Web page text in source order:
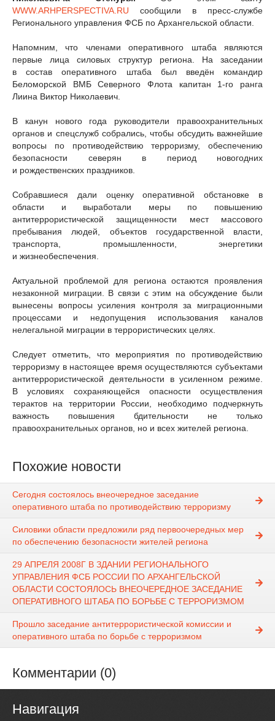
WWW.ARHPERSPECTIVA.RU
сообщили в пресс-службе
Регионального управления ФСБ по Архангельской области.
Напомним, что членами оперативного штаба являются
первые лица силовых структур региона. На заседании
в состав оперативного штаба был введён командир
Беломорской ВМБ Северного Флота капитан 1-го ранга
Лиина Виктор Николаевич.
В канун нового года руководители правоохранительных
органов и спецслужб собрались, чтобы обсудить важнейшие
вопросы по противодействию терроризму, обеспечению
безопасности северян в период новогодних
и рождественских праздников.
Собравшиеся дали оценку оперативной обстановке в
области и выработали меры по повышению
антитеррористической защищенности мест массового
пребывания людей, объектов государственной власти,
транспорта, промышленности, энергетики
и жизнеобеспечения.
Актуальной проблемой для региона остаются проявления
незаконной миграции. В связи с этим на обсуждение были
вынесены вопросы усиления контроля за миграционными
процессами и недопущения использования каналов
нелегальной миграции в террористических целях.
Следует отметить, что мероприятия по противодействию
терроризму в настоящее время осуществляются субъектами
антитеррористической деятельности в усиленном режиме.
В условиях сохраняющейся опасности осуществления
терактов на территории России, необходимо подчеркнуть
важность повышения бдительности не только
правоохранительных органов, но и всех жителей региона.
Похожие новости
Сегодня состоялось внеочередное заседание
оперативного штаба по противодействию терроризму
Силовики области предложили ряд первоочередных мер
по обеспечению безопасности жителей региона
29 АПРЕЛЯ 2008Г В ЗДАНИИ РЕГИОНАЛЬНОГО
УПРАВЛЕНИЯ ФСБ РОССИИ ПО АРХАНГЕЛЬСКОЙ
ОБЛАСТИ СОСТОЯЛОСЬ ВНЕОЧЕРЕДНОЕ ЗАСЕДАНИЕ
ОПЕРАТИВНОГО ШТАБА ПО БОРЬБЕ С ТЕРРОРИЗМОМ
Прошло заседание антитеррористической комиссии и
оперативного штаба по борьбе с терроризмом
Комментарии (0)
Навигация